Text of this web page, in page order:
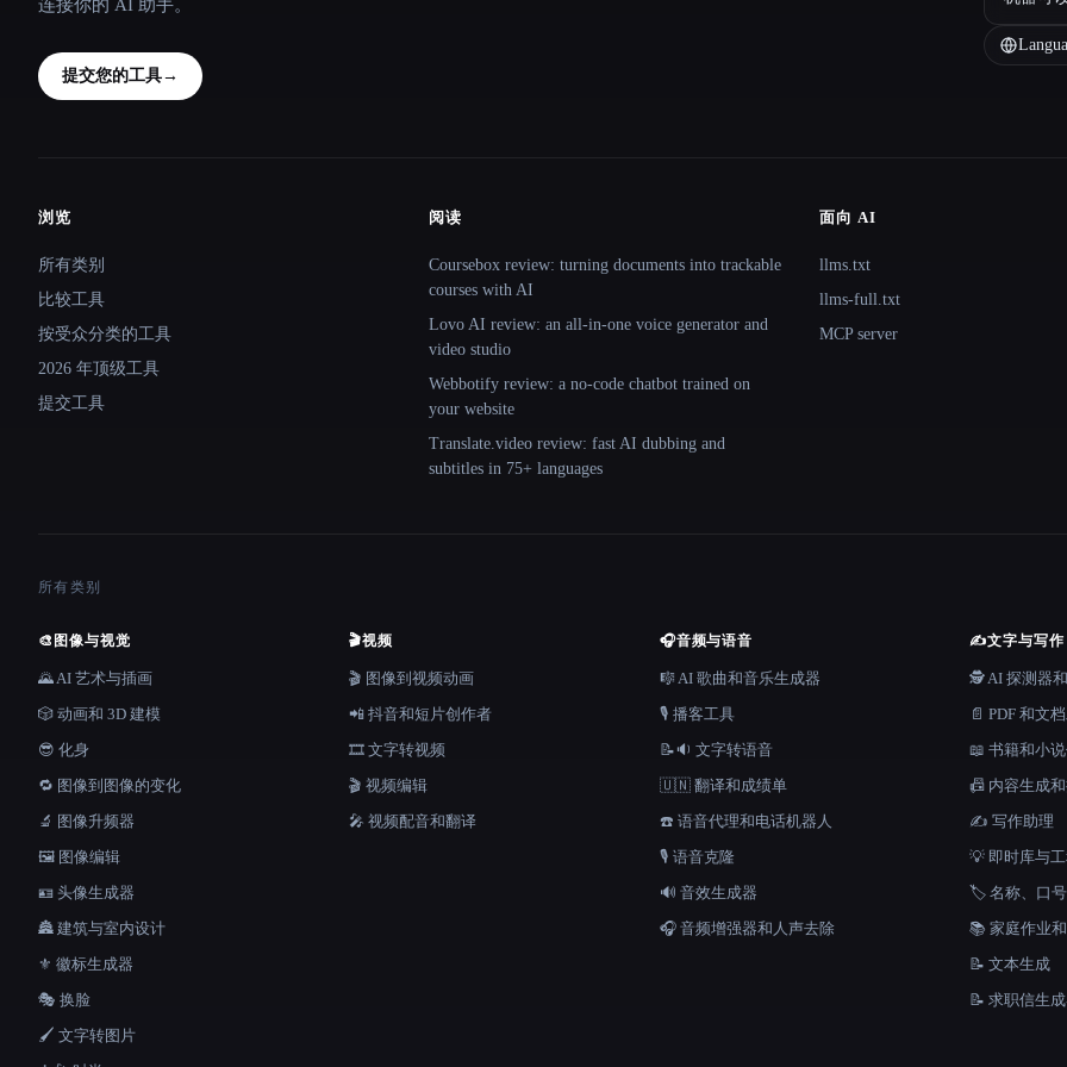
连接你的 AI 助手。
提交您的工具→
Site navigation
浏览
所有类别
比较工具
按受众分类的工具
2026 年顶级工具
提交工具
阅读
Coursebox review: turning documents into trackable
courses with AI
Lovo AI review: an all-in-one voice generator and
video studio
Webbotify review: a no-code chatbot trained on
your website
Translate.video review: fast AI dubbing and
subtitles in 75+ languages
面向 AI
llms.txt
llms-full.txt
MCP server
所有类别
🎨 图像与视觉
🌄 AI 艺术与插画
🎲 动画和 3D 建模
😎 化身
🔁 图像到图像的变化
🔬 图像升频器
🖼️ 图像编辑
🪪 头像生成器
🏯 建筑与室内设计
⚜️ 徽标生成器
🎭 换脸
🖌️ 文字转图片
🎬视频
🎬 图像到视频动画
📲 抖音和短片创作者
🎞️ 文字转视频
🎬 视频编辑
🎤 视频配音和翻译
🎧音频与语音
🎼 AI 歌曲和音乐生成器
🎙️ 播客工具
📝🔉 文字转语音
🇺🇳 翻译和成绩单
☎️ 语音代理和电话机器人
🎙️ 语音克隆
🔊 音效生成器
🎧 音频增强器和人声去除
✍️文字与写作
🕵️ AI 探测器
📄 PDF 和文
📖 书籍和小
📠 内容生成
✍️ 写作助理
💡 即时库与
🏷️ 名称、口
📚 家庭作业
📝 文本生成
📝 求职信生